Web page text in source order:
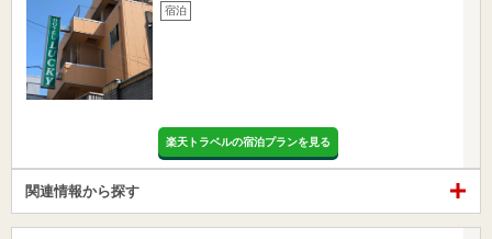
宿泊
楽天トラベルの宿泊プランを見る
関連情報から探す